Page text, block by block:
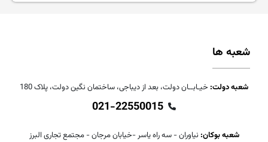
شعبه ها
شعبه دولت: خیـابــان دولت، بعد از دیباجی، ساختمان نگین دولت، پلاک 180
021-22550015
شعبه بوکان: نیاوران - سه راه یاسر -خیابان مرجان - مجتمع تجاری البرز